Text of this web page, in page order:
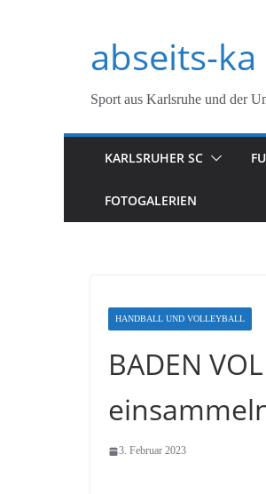
springenabseits-ka
Sport aus Karlsruhe und der
KARLSRUHER SC
FOTOGALERIEN
HANDBALL UND VOLLEYBALL
BADEN
3. Februar 2023